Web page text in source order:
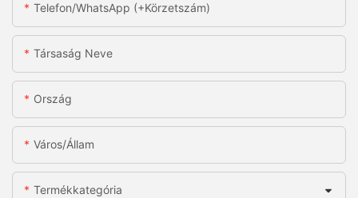
Telefon/WhatsApp (+körzetszám)
Társaság Neve
Ország
Város/állam
Termékkategória